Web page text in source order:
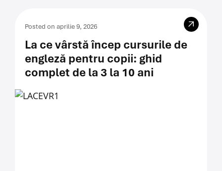
Posted on aprilie 9, 2026
La ce vârstă încep cursurile de
engleză pentru copii: ghid
complet de la 3 la 10 ani